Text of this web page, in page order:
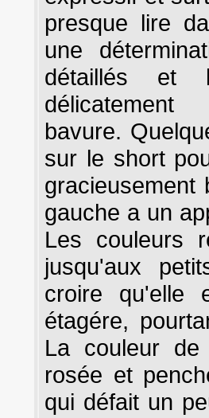
presque lire
une
détaillés et
bavure.
sur le short
gracieusement
gauche a un
Les couleurs
jusqu'aux
croire qu'elle
étagére,
La couleur
rosée et
qui défait un